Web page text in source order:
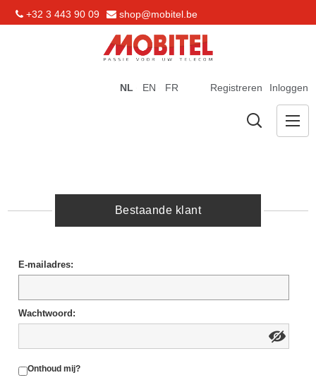
+32 3 443 90 09 shop@mobitel.be
Registreren Inloggen
NL EN FR
Bestaande klant
E-mailadres:
Wachtwoord:
Onthoud mij?